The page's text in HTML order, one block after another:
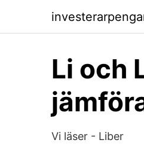
Li och
Vi läser - Liber